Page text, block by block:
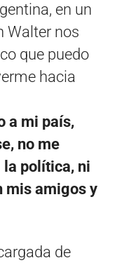
en un
Walter nos
que puedo
hacia
a mi país,
no me
política, ni
mis amigos y
de